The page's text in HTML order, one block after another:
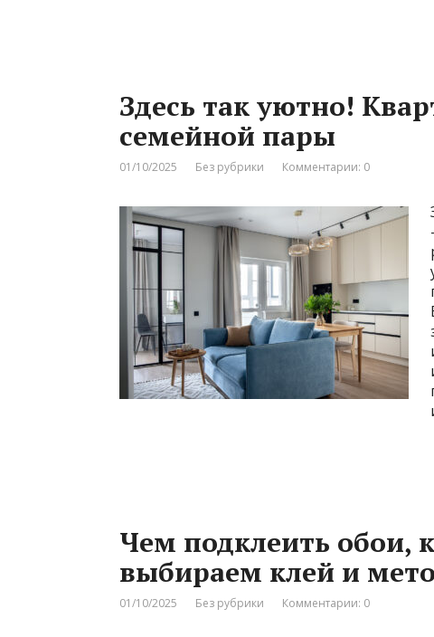
Здесь так уютно!
семейной пары
01/10/2025 Без рубрики Комментарии: 0
Чем подклеить обои,
выбираем клей и
01/10/2025 Без рубрики Комментарии: 0